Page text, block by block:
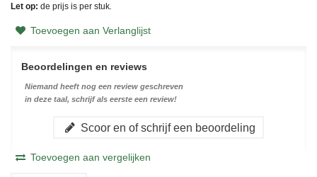
Let op: de prijs is per stuk
Toevoegen aan Verlanglijst
Beoordelingen en reviews
Niemand heeft nog een review geschreven
in deze taal, schrijf als eerste een review!
Scoor en of schrijf een beoordeling
Toevoegen aan vergelijken